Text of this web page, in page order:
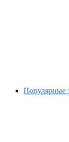
Популярные